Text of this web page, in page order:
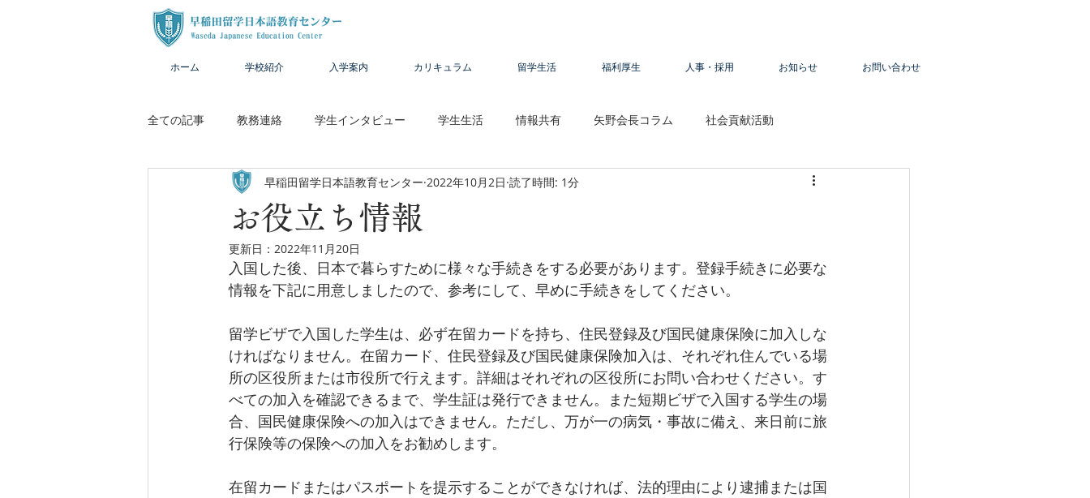
ホーム 学校紹介 入学案内 カリキュラム 留学生活 福利厚生 人事・採用 お知らせ お問い合わせ
全ての記事 教務連絡 学生インタビュー 学生生活 情報共有 矢野会長コラム 社会貢献活動
お役立ち情報
早稲田留学日本語教育センター 2022年10月2日 読了時間: 1分
更新日： 2022年11月20日
入国した後、日本で暮らすために様々な手続きをする必要があります。登録手続きに必要な
情報を下記に用意しましたので、参考にして、早めに手続きをしてください。
留学ビザで入国した学生は、必ず在留カードを持ち、住民登録及び国民健康保険に加入しな
ければなりません。在留カード、住民登録及び国民健康保険加入は、それぞれ住んでいる場
所の区役所または市役所で行えます。詳細はそれぞれの区役所にお問い合わせください。す
べての加入を確認できるまで、学生証は発行できません。また短期ビザで入国する学生の場
合、国民健康保険への加入はできません。ただし、万が一の病気・事故に備え、来日前に旅
行保険等の保険への加入をお勧めします。
在留カードまたはパスポートを提示することができなければ、法的理由により逮捕または国